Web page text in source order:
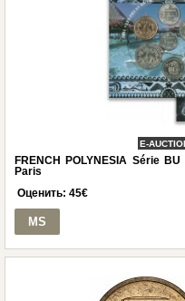
E-
FRENCH POLYNESIA Série
Paris
Оценить: 45€
MS